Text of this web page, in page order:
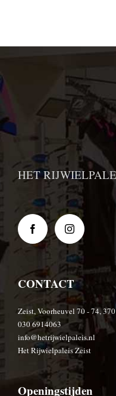
HET
CONTACT
Zeist, Voorheuvel 70 - 74,
030 6914063
info@hetrijwielpaleis.nl
Het Rijwielpaleis Zeist
Openingstijden